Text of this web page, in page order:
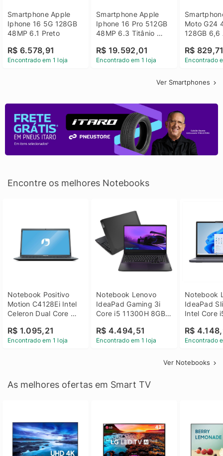
Smartphone Apple
Iphone 16 5G 128GB
48MP 6.1 Preto
R$ 6.578,91
Encontrado em 1 loja
Smartphone Apple
Iphone 16 Pro 512GB
48MP 6.3 Titânio
R$ 19.592,01
Encontrado em 1 loja
Moto G24
128GB 6,6
R$
Encontrado
Ver Smartphones
Encontre os melhores Notebooks
Notebook Positivo
Motion C4128Ei Intel
Celeron Dual Core
Linux 14 - 3002181
R$ 1.095,21
Encontrado em 1 loja
Notebook Lenovo
IdeaPad Gaming 3i
Core i5 11300H 8GB
GTX 1650 4GB 15.6
FHD Linux - Preto
R$ 4.494,51
Encontrado em 1 loja
Notebook
IdeaPad
Intel Core
SSD Win
R$
Encontrado
Ver Notebooks
As melhores ofertas em Smart TV